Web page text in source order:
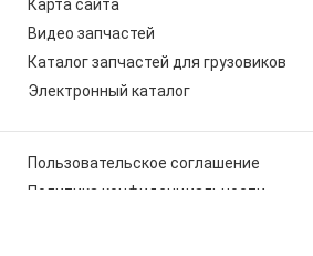
Карта сайта
Видео запчастей
Каталог запчастей для грузовиков
Электронный каталог
Пользовательское соглашение
Политика конфиденциальности